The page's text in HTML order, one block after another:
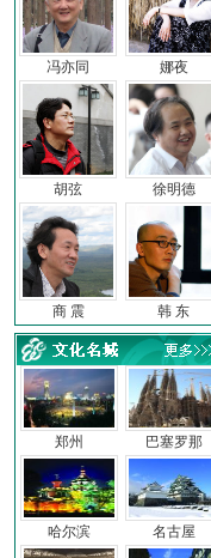
冯亦同 娜夜
胡弦 徐明德
商 震 韩 东
郑州
哈尔滨
巴塞罗那
名古屋